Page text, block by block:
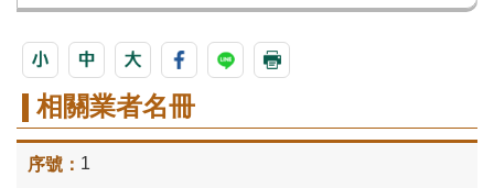
相關業者名冊
1